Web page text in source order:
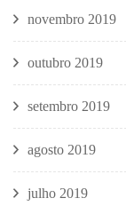
novembro 2019
outubro 2019
setembro 2019
agosto 2019
julho 2019